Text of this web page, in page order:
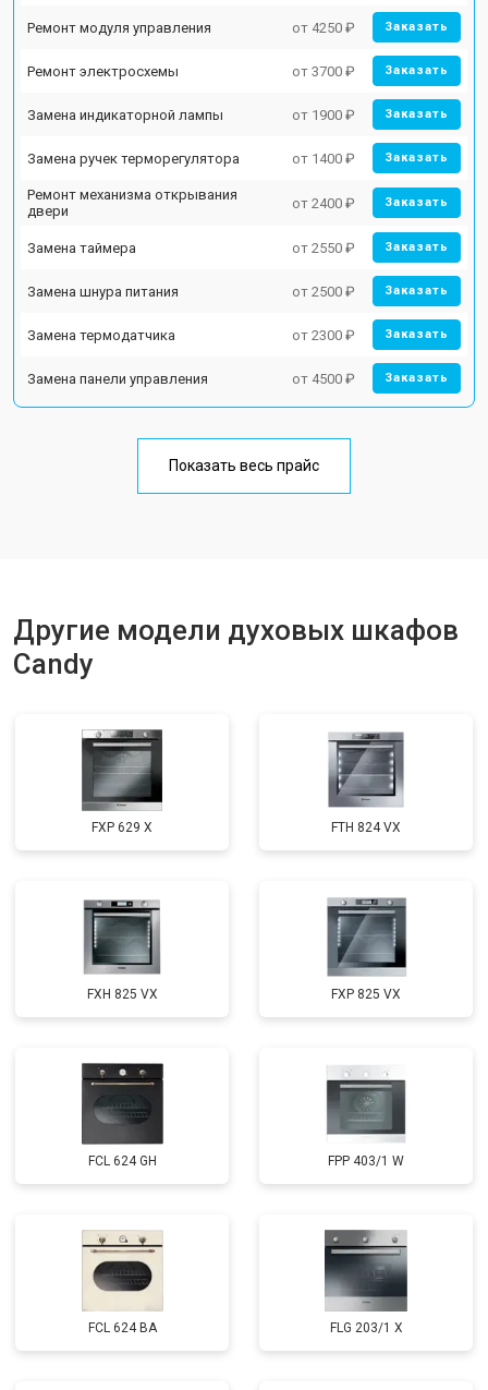
Ремонт модуля управления от 4250 ₽ Заказать
Ремонт электросхемы от 3700 ₽ Заказать
Замена индикаторной лампы от 1900 ₽ Заказать
Замена ручек терморегулятора от 1400 ₽ Заказать
Ремонт механизма открывания
двери
от 2400 ₽ Заказать
Замена таймера от 2550 ₽ Заказать
Замена шнура питания от 2500 ₽ Заказать
Замена термодатчика от 2300 ₽ Заказать
Замена панели управления от 4500 ₽ Заказать
Показать весь прайс
Другие модели духовых шкафов
Candy
FXP 629 X FTH 824 VX
FXH 825 VX FXP 825 VX
FCL 624 GH FPP 403/1 W
FCL 624 BA FLG 203/1 X